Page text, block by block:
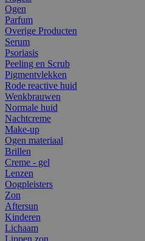
Ogen
Parfum
Overige Producten
Serum
Psoriasis
Peeling en Scrub
Pigmentvlekken
Rode reactive huid
Wenkbrauwen
Normale huid
Nachtcreme
Make-up
Ogen materiaal
Brillen
Creme - gel
Lenzen
Oogpleisters
Zon
Aftersun
Kinderen
Lichaam
Lippen zon